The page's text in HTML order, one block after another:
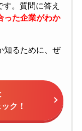
。質問に答え
った企業がわか
知るために、ぜ
ク！